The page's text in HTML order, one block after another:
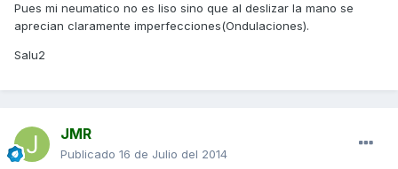
Pues mi neumatico no es liso sino que al deslizar la mano se
aprecian claramente imperfecciones(Ondulaciones).
Salu2
JMR
Publicado 16 de Julio del 2014